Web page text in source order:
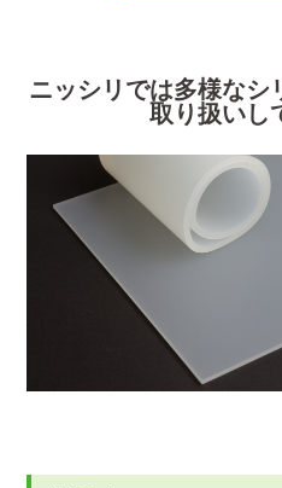
ニッシリでは多様なシ
取り扱いし